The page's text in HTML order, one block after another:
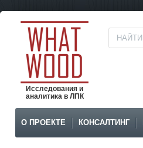
Исследования и
аналитика в ЛПК
О ПРОЕКТЕ КОНСАЛТИНГ